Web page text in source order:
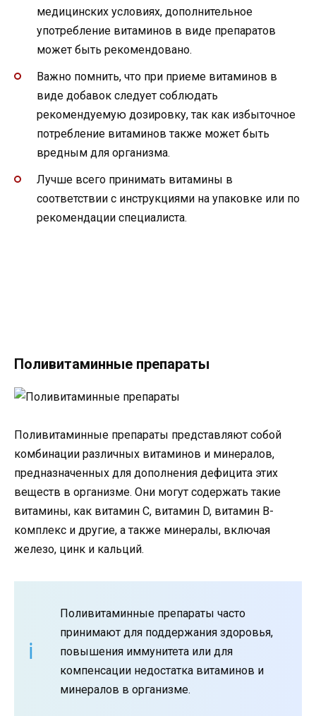
медицинских условиях, дополнительное
употребление витаминов в виде препаратов
может быть рекомендовано.
Важно помнить, что при приеме витаминов в
виде добавок следует соблюдать
рекомендуемую дозировку, так как избыточное
потребление витаминов также может быть
вредным для организма.
Лучше всего принимать витамины в
соответствии с инструкциями на упаковке или по
рекомендации специалиста.
Поливитаминные препараты
Поливитаминные препараты представляют собой
комбинации различных витаминов и минералов,
предназначенных для дополнения дефицита этих
веществ в организме. Они могут содержать такие
витамины, как витамин C, витамин D, витамин B-
комплекс и другие, а также минералы, включая
железо, цинк и кальций.
Поливитаминные препараты часто
принимают для поддержания здоровья,
повышения иммунитета или для
компенсации недостатка витаминов и
минералов в организме.